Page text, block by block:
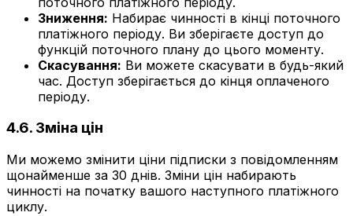
Зниження: Набирає чинності в кінці поточного
платіжного періоду. Ви зберігаєте доступ до
функцій поточного плану до цього моменту.
Скасування: Ви можете скасувати в будь-який
час. Доступ зберігається до кінця оплаченого
періоду.
4.6. Зміна цін
Ми можемо змінити ціни підписки з повідомленням
щонайменше за 30 днів. Зміни цін набирають
чинності на початку вашого наступного платіжного
циклу.